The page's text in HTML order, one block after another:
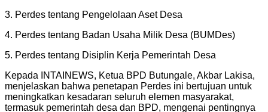
3. Perdes tentang Pengelolaan Aset Desa
4. Perdes tentang Badan Usaha Milik Desa (BUMDes)
5. Perdes tentang Disiplin Kerja Pemerintah Desa
Kepada INTAINEWS, Ketua BPD Butungale, Akbar Lakisa,
menjelaskan bahwa penetapan Perdes ini bertujuan untuk
meningkatkan kesadaran seluruh elemen masyarakat,
termasuk pemerintah desa dan BPD, mengenai pentingnya